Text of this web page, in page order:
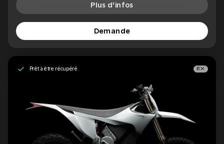
Plus d'infos
Demande
Prêt à être récupéré EX